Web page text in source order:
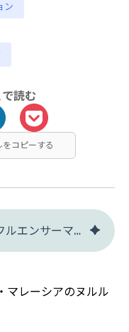
ン
読む
コピーする
2021年！東南アジア インフルエンサーマーケティングのトレンド総括 - クリスク
マレーシアのヌルル